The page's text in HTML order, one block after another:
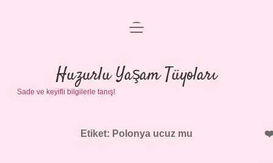
Anasayfa
Gizlilik Politikası
Yasal Uyarı
menüyü
Huzurlu Yaşam Tüyoları
Sade ve keyifli bilgilerle tanış!
Etiket: Polonya ucuz mu